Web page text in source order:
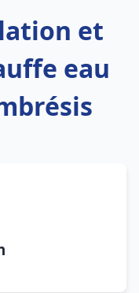
et
eau